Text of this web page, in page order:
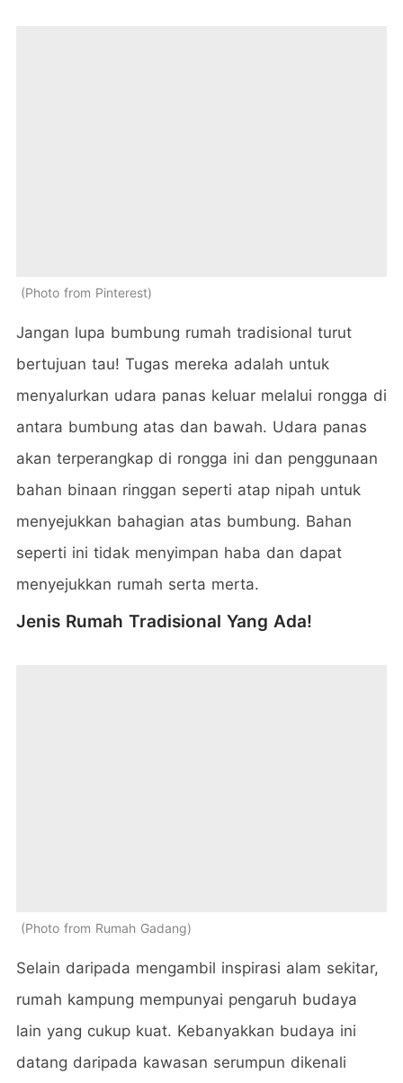
Photo from Pinterest
Jangan lupa bumbung rumah tradisional turut
bertujuan tau! Tugas mereka adalah untuk
menyalurkan udara panas keluar melalui rongga di
antara bumbung atas dan bawah. Udara panas
akan terperangkap di rongga ini dan penggunaan
bahan binaan ringgan seperti atap nipah untuk
menyejukkan bahagian atas bumbung. Bahan
seperti ini tidak menyimpan haba dan dapat
menyejukkan rumah serta merta.
Jenis Rumah Tradisional Yang Ada!
Photo from Rumah Gadang
Selain daripada mengambil inspirasi alam sekitar,
rumah kampung mempunyai pengaruh budaya
lain yang cukup kuat. Kebanyakkan budaya ini
datang daripada kawasan serumpun dikenali